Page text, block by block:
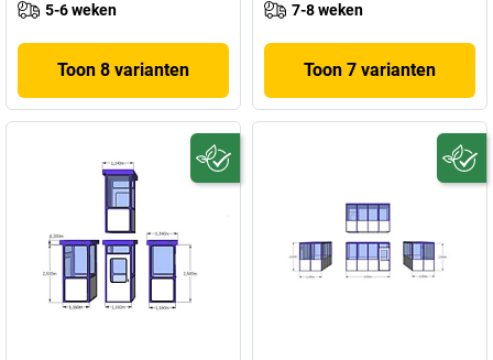
5-6 weken
Toon 8 varianten
7-8 weken
Toon 7 varianten